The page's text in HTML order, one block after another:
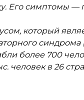
Его симптомы
который
синдрома
более 700
человек в 26